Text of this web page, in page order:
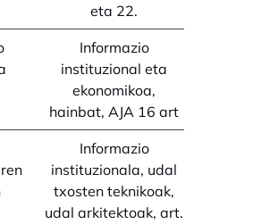
eta 22.
Informazio
instituzional eta
ekonomikoa,
hainbat, AJA 16 art
Informazio
instituzionala, udal
txosten teknikoak,
udal arkitektoak, art.